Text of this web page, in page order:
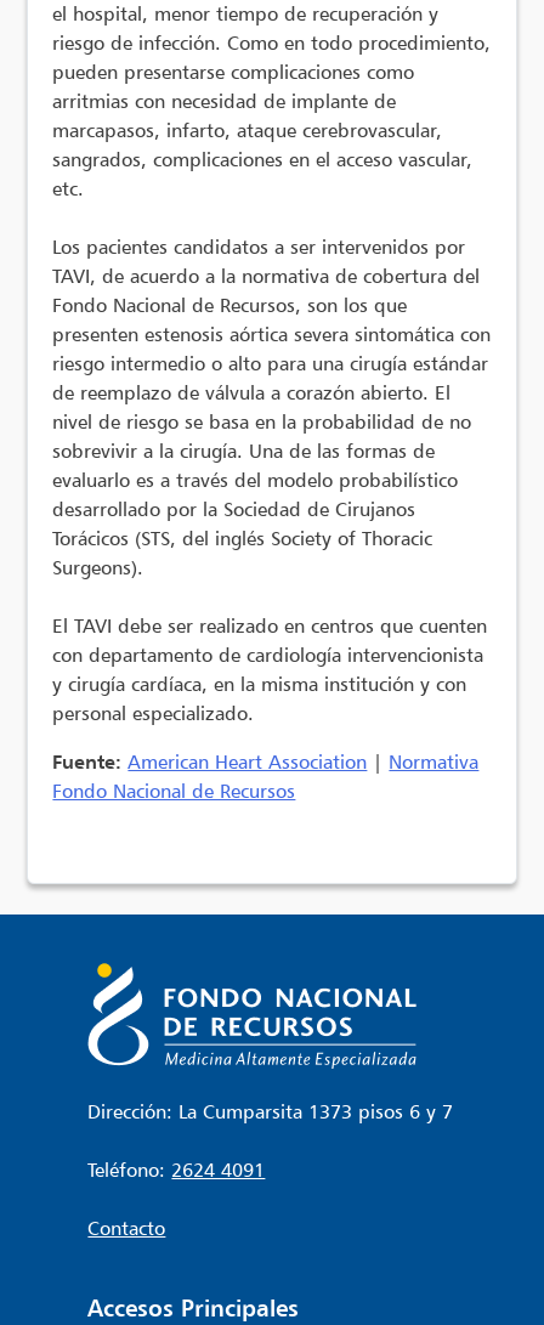
el hospital, menor tiempo de recuperación y
riesgo de infección. Como en todo procedimiento,
pueden presentarse complicaciones como
arritmias con necesidad de implante de
marcapasos, infarto, ataque cerebrovascular,
sangrados, complicaciones en el acceso vascular,
etc.
Los pacientes candidatos a ser intervenidos por
TAVI, de acuerdo a la normativa de cobertura del
Fondo Nacional de Recursos, son los que
presenten estenosis aórtica severa sintomática con
riesgo intermedio o alto para una cirugía estándar
de reemplazo de válvula a corazón abierto. El
nivel de riesgo se basa en la probabilidad de no
sobrevivir a la cirugía. Una de las formas de
evaluarlo es a través del modelo probabilístico
desarrollado por la Sociedad de Cirujanos
Torácicos (STS, del inglés Society of Thoracic
Surgeons).
El TAVI debe ser realizado en centros que cuenten
con departamento de cardiología intervencionista
y cirugía cardíaca, en la misma institución y con
personal especializado.
Fuente:American Heart Association | Normativa
Fondo Nacional de Recursos
Dirección: La Cumparsita 1373 pisos 6 y 7
Teléfono: 2624 4091
Contacto
Accesos Principales